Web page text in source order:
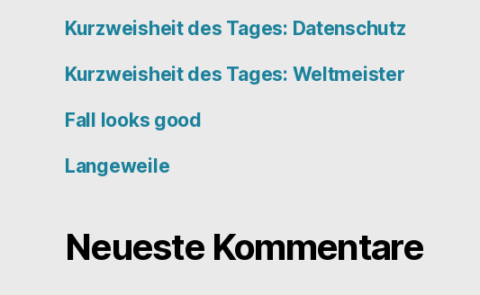
Kurzweisheit des Tages: Datenschutz
Kurzweisheit des Tages: Weltmeister
Fall looks good
Langeweile
Neueste Kommentare